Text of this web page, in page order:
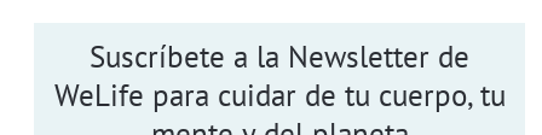
Suscríbete a la Newsletter de
WeLife para cuidar de tu cuerpo, tu